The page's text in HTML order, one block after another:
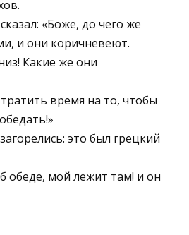
«Боже, до чего же
и они коричневеют.
Какие же они
время на то, чтобы
это был грецкий
обеде, мой лежит там! и он